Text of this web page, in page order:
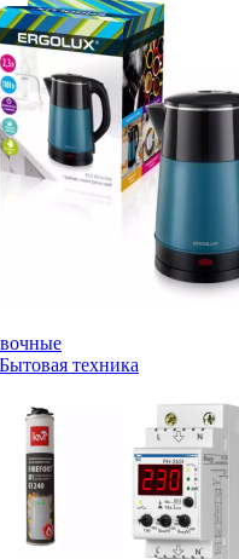
Бытовая техника